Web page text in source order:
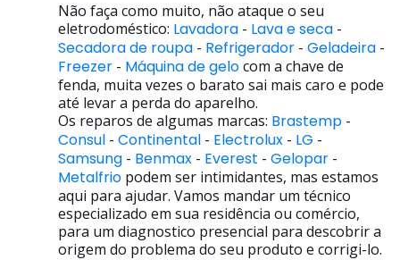
Não faça como muito, não ataque o seu
eletrodoméstico: Lavadora - Lava e seca -
Secadora de roupa - Refrigerador - Geladeira -
Freezer - Máquina de gelocom a chave de
fenda, muita vezes o barato sai mais caro e pode
até levar a perda do aparelho.
Os reparos de algumas marcas: Brastemp -
Consul - Continental - Electrolux - LG -
Samsung - Benmax - Everest - Gelopar -
Metalfrio podem ser intimidantes, mas estamos
aqui para ajudar. Vamos mandar um técnico
especializado em sua residência ou comércio,
para um diagnostico presencial para descobrir a
origem do problema do seu produto e corrigi-lo.